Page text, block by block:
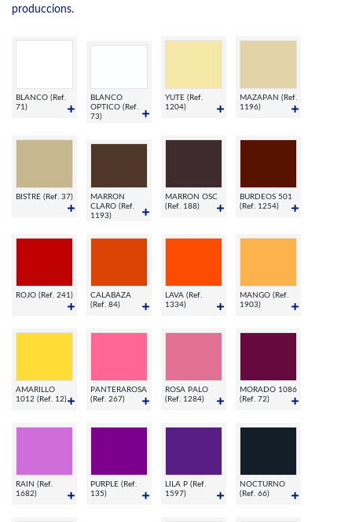
produccions.
BLANCO (Ref.
71)
BLANCO
OPTICO (Ref.
73)
YUTE (Ref.
1204)
MAZAPAN (Ref.
1196)
BISTRE (Ref. 37)
MARRON
CLARO (Ref.
1193)
MARRON OSC
(Ref. 188)
BURDEOS 501
(Ref. 1254)
ROJO (Ref. 241)
CALABAZA
(Ref. 84)
LAVA (Ref.
1334)
MANGO (Ref.
1903)
AMARILLO
1012 (Ref. 12)
PANTERAROSA
(Ref. 267)
ROSA PALO
(Ref. 1284)
MORADO 1086
(Ref. 72)
RAIN (Ref.
1682)
PURPLE (Ref.
135)
LILA P (Ref.
1597)
NOCTURNO
(Ref. 66)